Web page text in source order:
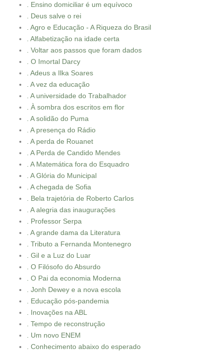
. Ensino domiciliar é um equívoco
. Deus salve o rei
. Agro e Educação - A Riqueza do Brasil
. Alfabetização na idade certa
. Voltar aos passos que foram dados
. O Imortal Darcy
. Adeus a Ilka Soares
. A vez da educação
. A universidade do Trabalhador
. À sombra dos escritos em flor
. A solidão do Puma
. A presença do Rádio
. A perda de Rouanet
. A Perda de Candido Mendes
. A Matemática fora do Esquadro
. A Glória do Municipal
. A chegada de Sofia
. Bela trajetória de Roberto Carlos
. A alegria das inaugurações
. Professor Serpa
. A grande dama da Literatura
. Tributo a Fernanda Montenegro
. Gil e a Luz do Luar
. O Filósofo do Absurdo
. O Pai da economia Moderna
. Jonh Dewey e a nova escola
. Educação pós-pandemia
. Inovações na ABL
. Tempo de reconstrução
. Um novo ENEM
. Conhecimento abaixo do esperado